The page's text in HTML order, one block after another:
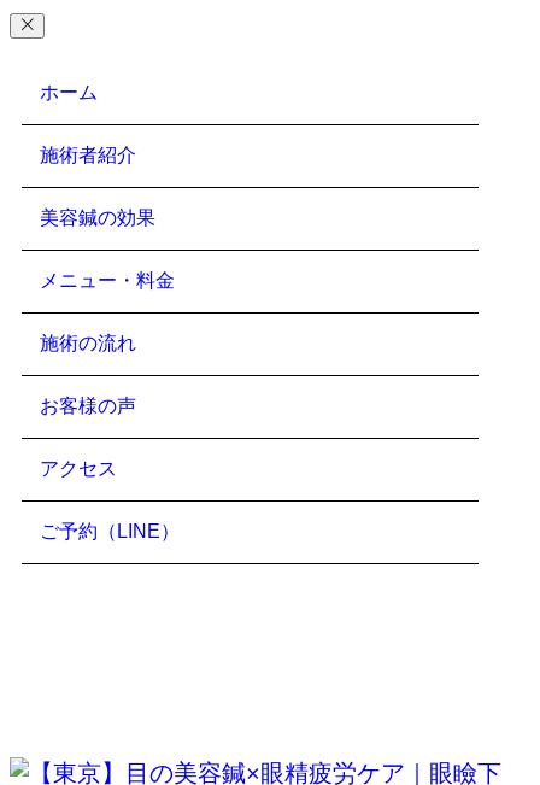
ホーム
施術者紹介
美容鍼の効果
メニュー・料金
施術の流れ
お客様の声
アクセス
ご予約（LINE）